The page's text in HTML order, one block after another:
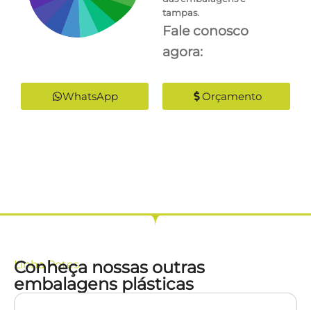
tampas.
Fale conosco
agora:
WhatsApp Orçamento
LinhaPotes
Conheça nossas outras
embalagens plásticas